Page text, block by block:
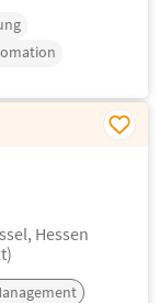
Hessen